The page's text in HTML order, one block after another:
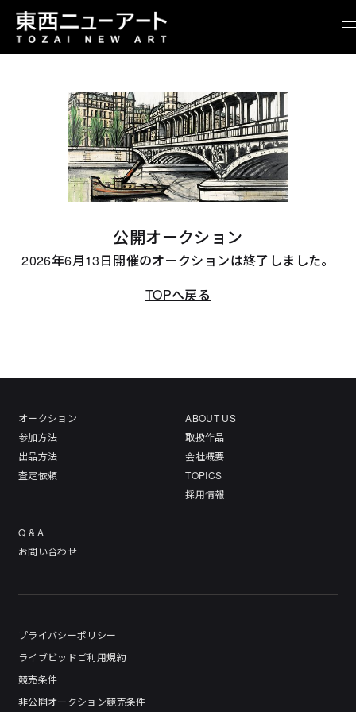
公開オークション
2026年6月13日開催のオークションは終了しました。
TOPへ戻る
オークション
参加方法
出品方法
査定依頼
ABOUT US
取扱作品
会社概要
TOPICS
採用情報
Q & A
お問い合わせ
プライバシーポリシー
ライブビッドご利用規約
競売条件
非公開オークション競売条件